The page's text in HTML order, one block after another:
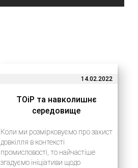
14.02.2022
ТОіР та навколишнє
середовище
Коли ми розмірковуємо про захист
довкілля в контексті
промисловості, то найчастіше
згадуємо ініціативи щодо